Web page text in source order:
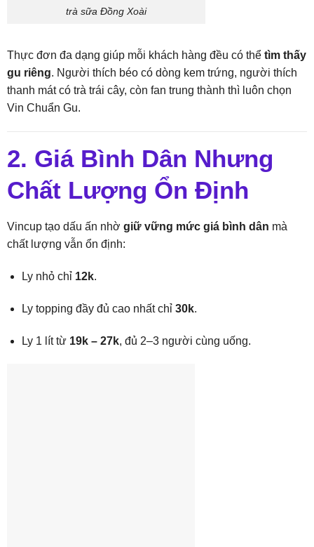
trà sữa Đồng Xoài
Thực đơn đa dạng giúp mỗi khách hàng đều có thể tìm thấy
gu riêng. Người thích béo có dòng kem trứng, người thích
thanh mát có trà trái cây, còn fan trung thành thì luôn chọn
Vin Chuẩn Gu.
2. Giá Bình Dân Nhưng
Chất Lượng Ổn Định
Vincup tạo dấu ấn nhờ giữ vững mức giá bình dân mà
chất lượng vẫn ổn định:
Ly nhỏ chỉ 12k.
Ly topping đầy đủ cao nhất chỉ 30k.
Ly 1 lít từ 19k – 27k, đủ 2–3 người cùng uống.